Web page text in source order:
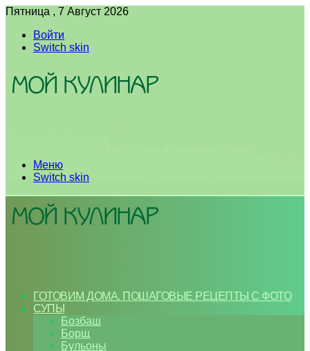
Пятница , 7 Август 2026
Войти
Switch skin
Меню
Switch skin
ГОТОВИМ ДОМА. ПОШАГОВЫЕ РЕЦЕПТЫ С ФОТО
СУПЫ
Бозбаш
Борщ
Бульоны